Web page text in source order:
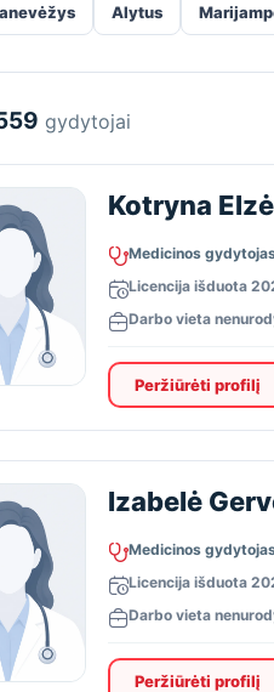
Alytus
gydytojai
Kotryna
Medicinos
Licencija išduota
Darbo vieta
Peržiūrėti profilį
Izabelė
Medicinos
Licencija išduota
Darbo vieta
Peržiūrėti profilį